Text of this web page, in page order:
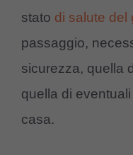
stato di salute del
passaggio,
sicurezza, quella
quella di
casa.